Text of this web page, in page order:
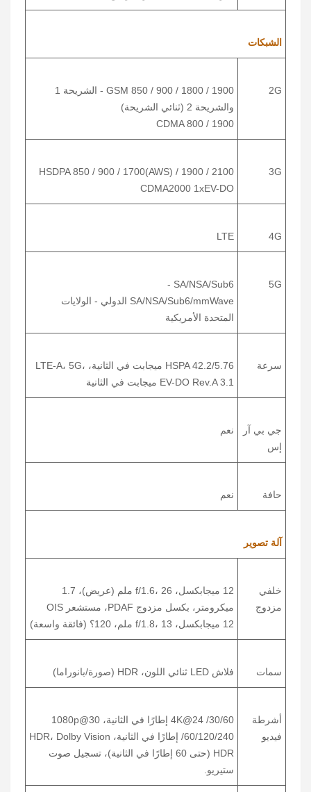
الشبكات
2G
GSM 850 / 900 / 1800 / 1900 - الشريحة 1
والشريحة 2 (ثنائي الشريحة)
CDMA 800 / 1900
3G
HSDPA 850 / 900 / 1700(AWS) / 1900 / 2100
CDMA2000 1xEV-DO
4G
LTE
5G
SA/NSA/Sub6 -
SA/NSA/Sub6/mmWave الدولي - الولايات
المتحدة الأمريكية
سرعة
HSPA 42.2/5.76 ميجابت في الثانية، LTE-A، 5G،
EV-DO Rev.A 3.1 ميجابت في الثانية
جي بي آر
إس
نعم
حافة نعم
آلة تصوير
خلفي
مزدوج
12 ميجابكسل، f/1.6، 26 ملم (عريض)، 1.7
ميكرومتر، بكسل مزدوج PDAF، مستشعر OIS
12 ميجابكسل، f/1.8، 13 ملم، 120؟ (فائقة واسعة)
سمات فلاش LED ثنائي اللون، HDR (صورة/بانوراما)
أشرطة
فيديو
4K@24 /30/60 إطارًا في الثانية، 1080p@30
/60/120/240 إطارًا في الثانية، HDR، Dolby Vision
HDR (حتى 60 إطارًا في الثانية)، تسجيل صوت
ستيريو.